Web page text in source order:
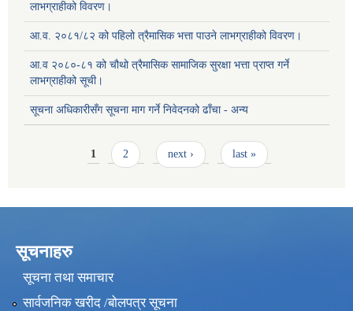
लाभग्राहीको विवरण।
आ.व. २०८१/८२ को पहिलो त्रैमासिक भत्ता पाउने लाभग्राहीको विवरण।
आ.व २०८०-८१ को चौथो त्रैमासिक सामाजिक सुरक्षा भत्ता प्राप्त गर्ने
लाभग्राहीको सूची।
सूचना अधिकारीसँग सूचना माग गर्ने निवेदनको ढाँचा - अन्य
1 2 next › last »
सूचनाहरु
सूचना तथा समाचार
सार्वजनिक खरीद /बोलपत्र सूचना